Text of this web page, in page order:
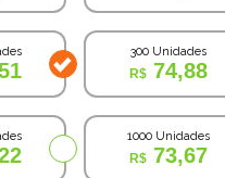
300 Unidades
74,88
1000 Unidades
73,67